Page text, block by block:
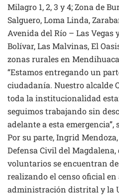
Milagro 1, 2, 3 y 4; Zona de
Salguero, Loma Linda,
Avenida del Río – Las Vegas
Bolívar, Las Malvinas, El
zonas rurales en
“Estamos entregando un
ciudadanía. Nuestro alcalde
toda la institucionalidad
seguimos trabajando sin
adelante a esta emergencia”,
Por su parte, Ingrid
Defensa Civil del Magdalena,
voluntarios se encuentran
realizando el censo oficial
administración distrital y la